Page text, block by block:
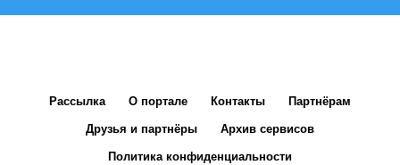
Рассылка О портале Контакты Партнёрам
Друзья и партнёры Архив сервисов
Политика конфиденциальности